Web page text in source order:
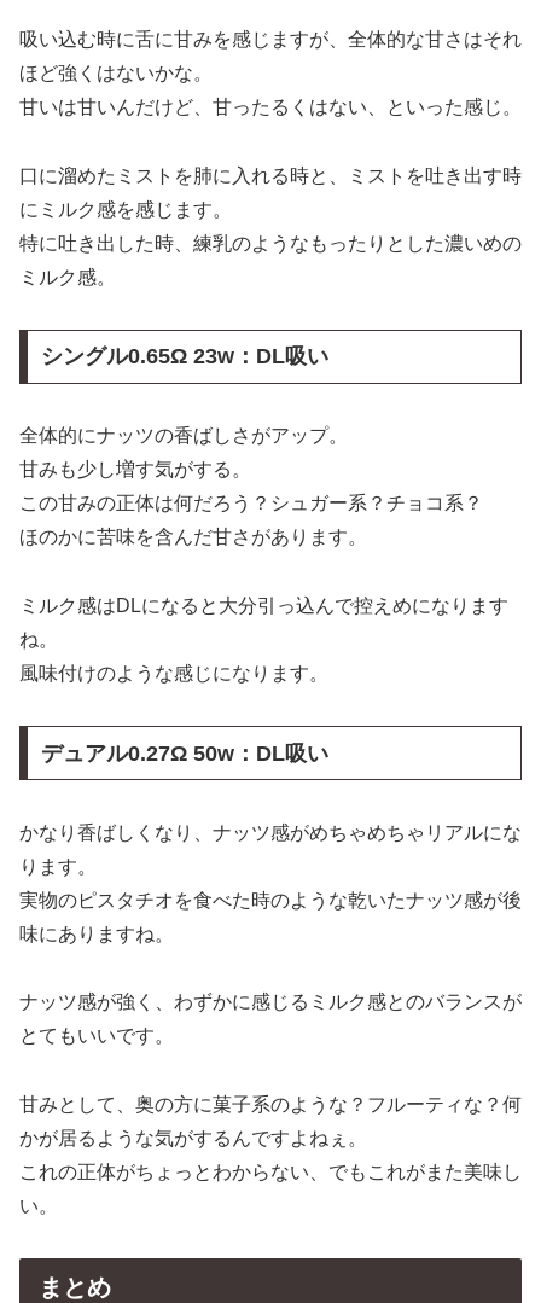
吸い込む時に舌に甘みを感じますが、全体的な甘さはそれ
ほど強くはないかな。
甘いは甘いんだけど、甘ったるくはない、といった感じ。
口に溜めたミストを肺に入れる時と、ミストを吐き出す時
にミルク感を感じます。
特に吐き出した時、練乳のようなもったりとした濃いめの
ミルク感。
シングル0.65Ω 23w：DL吸い
全体的にナッツの香ばしさがアップ。
甘みも少し増す気がする。
この甘みの正体は何だろう？シュガー系？チョコ系？
ほのかに苦味を含んだ甘さがあります。
ミルク感はDLになると大分引っ込んで控えめになります
ね。
風味付けのような感じになります。
デュアル0.27Ω 50w：DL吸い
かなり香ばしくなり、ナッツ感がめちゃめちゃリアルにな
ります。
実物のピスタチオを食べた時のような乾いたナッツ感が後
味にありますね。
ナッツ感が強く、わずかに感じるミルク感とのバランスが
とてもいいです。
甘みとして、奥の方に菓子系のような？フルーティな？何
かが居るような気がするんですよねぇ。
これの正体がちょっとわからない、でもこれがまた美味し
い。
まとめ